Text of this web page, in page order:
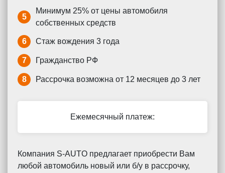
5
Минимум 25% от цены автомобиля
собственных средств
6 Стаж вождения 3 года
7 Гражданство РФ
8 Рассрочка возможна от 12 месяцев до 3 лет
Ежемесячный платеж:
Компания S-AUTO предлагает приобрести Вам
любой автомобиль новый или б/у в рассрочку,